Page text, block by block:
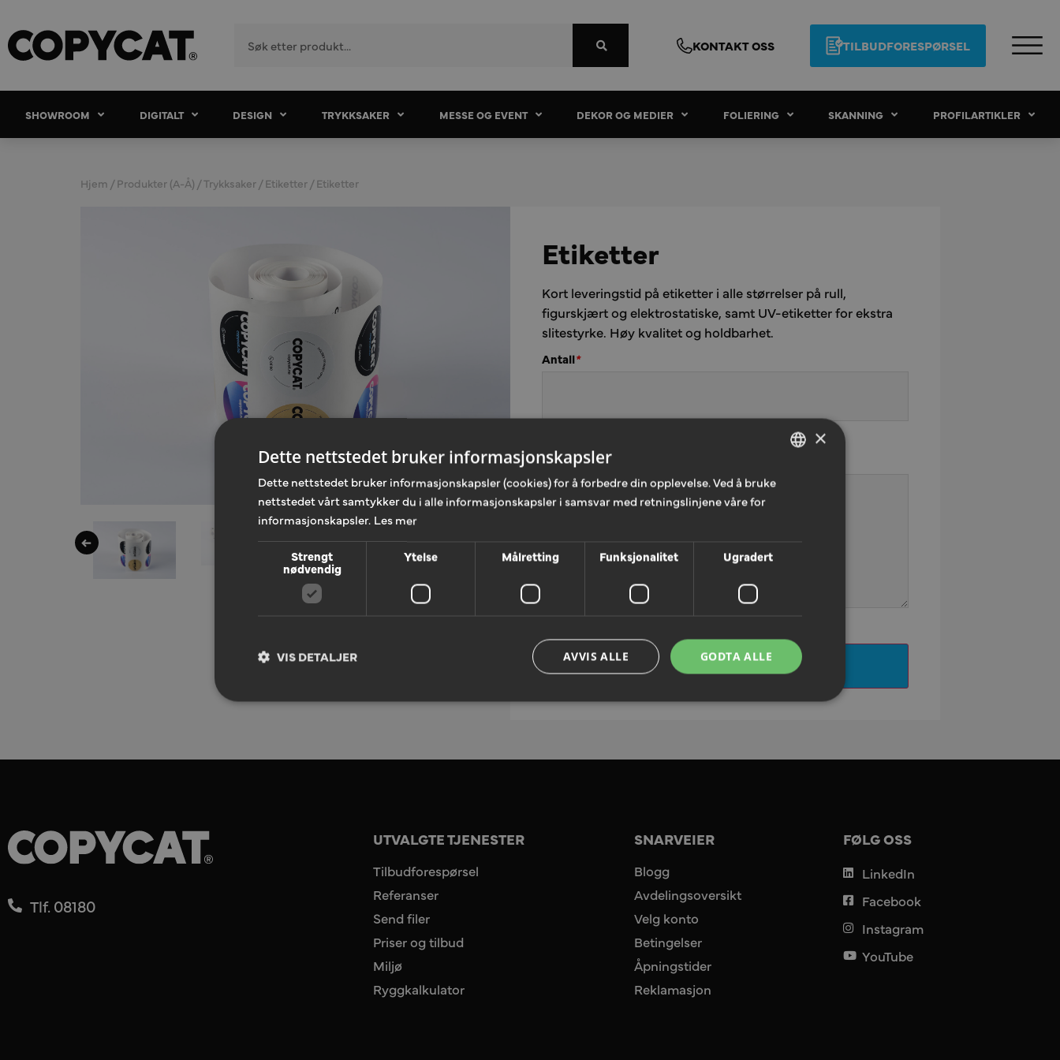
KONTAKT OSS TILBUDFORESPØRSEL
SHOWROOM DIGITALT DESIGN TRYKKSAKER MESSE OG EVENT DEKOR OG MEDIER FOLIERING SKANNING PROFILARTIKLER
Hjem /Produkter (A-Å) /Trykksaker /Etiketter / Etiketter
Etiketter
Kort leveringstid på etiketter i alle størrelser på rull,
figurskjært og elektrostatiske, samt UV-etiketter for ekstra
slitestyrke. Høy kvalitet og holdbarhet.
Antall*
Skriv din kommentar
LEGG TIL TILBUDFORESPØRSEL
Tlf. 08180
UTVALGTE TJENESTER
Tilbudforespørsel
Referanser
Send filer
Priser og tilbud
Miljø
Ryggkalkulator
SNARVEIER
Blogg
Avdelingsoversikt
Velg konto
Betingelser
Åpningstider
Reklamasjon
FØLG OSS
LinkedIn
Facebook
Instagram
YouTube
NORWEGIAN
ENGLISH
×
Dette nettstedet bruker informasjonskapsler
Dette nettstedet bruker informasjonskapsler (cookies) for å forbedre din opplevelse. Ved å bruke
nettstedet vårt samtykker du i alle informasjonskapsler i samsvar med retningslinjene våre for
informasjonskapsler. Les mer
Strengt
nødvendig
Ytelse Målretting Funksjonalitet Ugradert
GODTA ALLE
AVVIS ALLE
VIS DETALJER